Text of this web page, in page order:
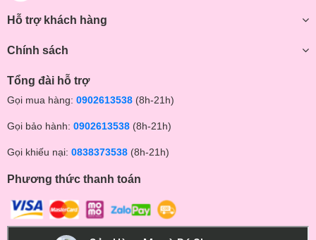
Hỗ trợ khách hàng
Chính sách
Tổng đài hỗ trợ
Gọi mua hàng: 0902613538 (8h-21h)
Gọi bảo hành: 0902613538 (8h-21h)
Gọi khiếu nại: 0838373538 (8h-21h)
Phương thức thanh toán